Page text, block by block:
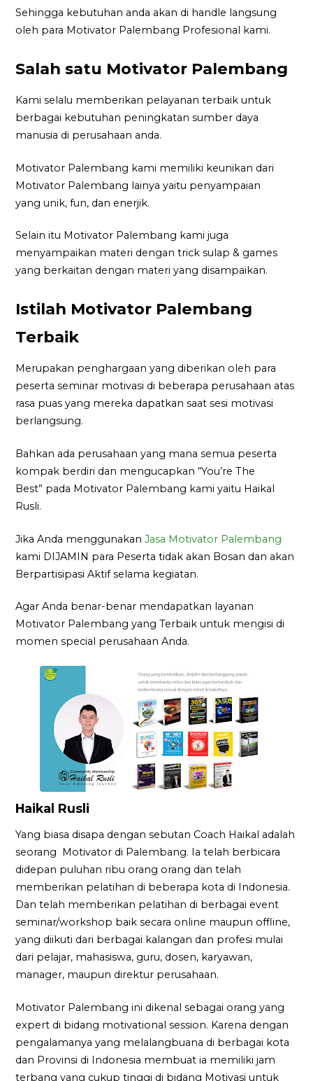
Sehingga kebutuhan anda akan di handle langsung
oleh para Motivator Palembang Profesional kami.
Salah satu Motivator Palembang
Kami selalu memberikan pelayanan terbaik untuk
berbagai kebutuhan peningkatan sumber daya
manusia di perusahaan anda.
Motivator Palembang kami memiliki keunikan dari
Motivator Palembang lainya yaitu penyampaian
yang unik, fun, dan enerjik.
Selain itu Motivator Palembang kami juga
menyampaikan materi dengan trick sulap & games
yang berkaitan dengan materi yang disampaikan.
Istilah Motivator Palembang
Terbaik
Merupakan penghargaan yang diberikan oleh para
peserta seminar motivasi di beberapa perusahaan atas
rasa puas yang mereka dapatkan saat sesi motivasi
berlangsung.
Bahkan ada perusahaan yang mana semua peserta
kompak berdiri dan mengucapkan “You’re The
Best” pada Motivator Palembang kami yaitu Haikal
Rusli.
Jika Anda menggunakanJasa Motivator Palembang
kami DIJAMIN para Peserta tidak akan Bosan dan akan
Berpartisipasi Aktif selama kegiatan.
Agar Anda benar-benar mendapatkan layanan
Motivator Palembang yang Terbaik untuk mengisi di
momen special perusahaan Anda.
Haikal Rusli
Yang biasa disapa dengan sebutan Coach Haikal adalah
seorang Motivator di Palembang. Ia telah berbicara
didepan puluhan ribu orang orang dan telah
memberikan pelatihan di beberapa kota di Indonesia.
Dan telah memberikan pelatihan di berbagai event
seminar/workshop baik secara online maupun offline,
yang diikuti dari berbagai kalangan dan profesi mulai
dari pelajar, mahasiswa, guru, dosen, karyawan,
manager, maupun direktur perusahaan.
Motivator Palembang ini dikenal sebagai orang yang
expert di bidang motivational session. Karena dengan
pengalamanya yang melalangbuana di berbagai kota
dan Provinsi di Indonesia membuat ia memiliki jam
terbang yang cukup tinggi di bidang Motivasi untuk